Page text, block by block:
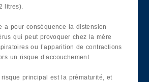
litres).
a pour conséquence la distension
qui peut provoquer chez la mère
ou l’apparition de contractions
un risque d’accouchement
principal est la prématurité, et